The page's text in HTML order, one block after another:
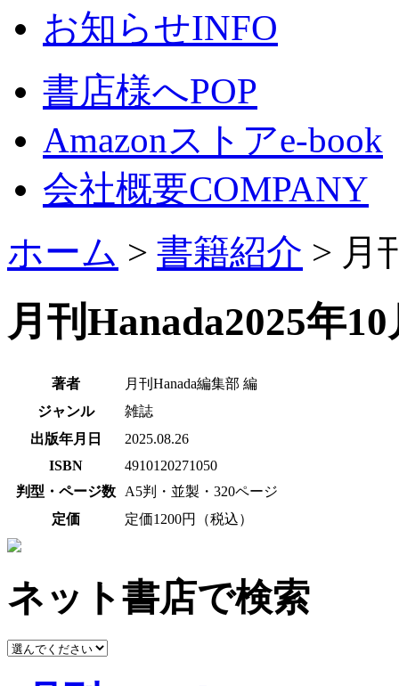
お知らせINFO
書店様へPOP
Amazonストアe-book
会社概要COMPANY
ホーム > 書籍紹介 > 月
月刊Hanada2025年
著者
月刊Hanada編集部 編
ジャンル
雑誌
出版年月日
2025.08.26
ISBN
4910120271050
判型・ページ数
A5判・並製・320ページ
定価
定価1200円（税込）
ネット書店で検索